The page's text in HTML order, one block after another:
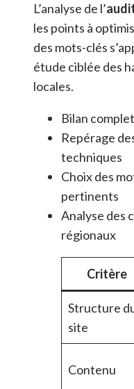
L’analyse de l’
les points à
des mots-clés
étude ciblée des
locales.
Bilan
Repérage
techniques
Choix des
pertinents
Analyse des
régionaux
Critère
Structure
site
Contenu